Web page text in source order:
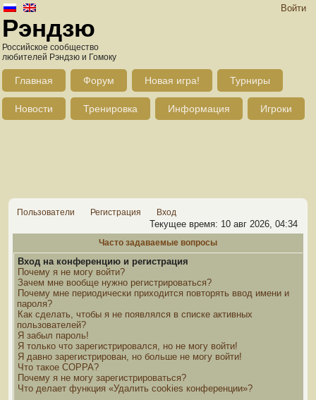
Войти
Рэндзю
Российское сообщество
любителей Рэндзю и Гомоку
Главная Форум Новая игра! Турниры
Новости Тренировка Информация Игроки
Пользователи Регистрация Вход
Текущее время: 10 авг 2026, 04:34
Часто задаваемые вопросы
Вход на конференцию и регистрация
Почему я не могу войти?
Зачем мне вообще нужно регистрироваться?
Почему мне периодически приходится повторять ввод имени и
пароля?
Как сделать, чтобы я не появлялся в списке активных
пользователей?
Я забыл пароль!
Я только что зарегистрировался, но не могу войти!
Я давно зарегистрирован, но больше не могу войти!
Что такое COPPA?
Почему я не могу зарегистрироваться?
Что делает функция «Удалить cookies конференции»?